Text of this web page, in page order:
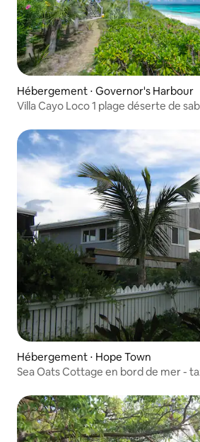
Hébergement ⋅ Governor's Harbour
Villa Cayo Loco 1 plage déserte de
Hébergement ⋅ Hope Town
Sea Oats Cottage en bord de mer -